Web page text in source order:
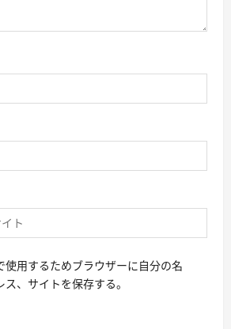
使用するためブラウザーに自分の名
、サイトを保存する。